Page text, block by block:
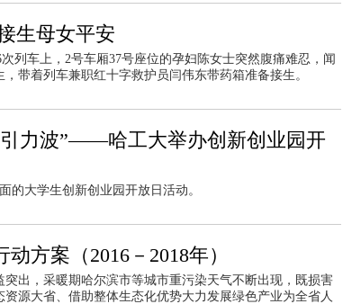
生母女平安
列车上，2号车厢37号座位的孕妇陈女士突然腹痛难忍，闻
带着列车兼职红十字救护员闫伟东带药箱准备接生。
力波”——哈工大举办创新创业园开
的大学生创新创业园开放日活动。
方案（2016－2018年）
出，采暖期哈尔滨市等城市重污染天气不断出现，既损害
源大省、借助整体生态化优势大力发展绿色产业为全省人